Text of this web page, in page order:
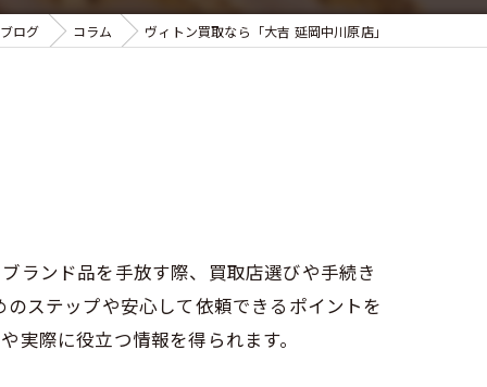
ブログ コラム ヴィトン買取なら「大吉 延岡中川原店」
ランド品を手放す際、買取店選びや手続き
ステップや安心して依頼できるポイントを
際に役立つ情報を得られます。